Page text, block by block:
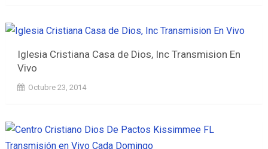
Iglesia Cristiana Casa de Dios, Inc Transmision En
Vivo
Octubre 23, 2014